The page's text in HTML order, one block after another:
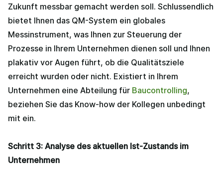
Zukunft messbar gemacht werden soll. Schlussendlich
bietet Ihnen das QM-System ein globales
Messinstrument, was Ihnen zur Steuerung der
Prozesse in Ihrem Unternehmen dienen soll und Ihnen
plakativ vor Augen führt, ob die Qualitätsziele
erreicht wurden oder nicht. Existiert in Ihrem
Unternehmen eine Abteilung für Baucontrolling,
beziehen Sie das Know-how der Kollegen unbedingt
mit ein.
Schritt 3: Analyse des aktuellen Ist-Zustands im
Unternehmen